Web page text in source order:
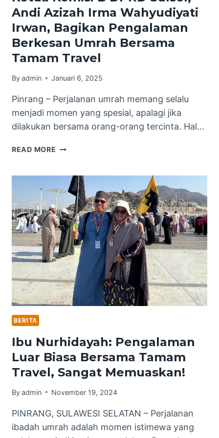
Andi Azizah Irma Wahyudiyati
Irwan, Bagikan Pengalaman
Berkesan Umrah Bersama
Tamam Travel
Byadmin Januari 6, 2025
Pinrang – Perjalanan umrah memang selalu
menjadi momen yang spesial, apalagi jika
dilakukan bersama orang-orang tercinta. Hal…
READ MORE KETUA
DPRD
SULSEL,
ANDI
AZIZAH
IRMA
WAHYUDIYATI
IRWAN,
BAGIKAN
PENGALAMAN
BERKESAN
UMRAH
BERSAMA
BERITA
Ibu Nurhidayah: Pengalaman
Luar Biasa Bersama Tamam
Travel, Sangat Memuaskan!
Byadmin November 19, 2024
PINRANG, SULAWESI SELATAN – Perjalanan
ibadah umrah adalah momen istimewa yang